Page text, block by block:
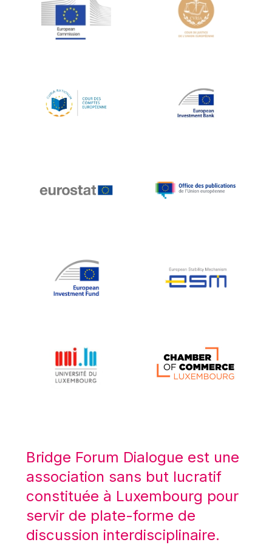
Jean-Louis Schiltz
Jean-Victor Louis
Johnny Åkerholm
Katharien L.C. Hunt
Klaus-Heiner Lehne
Koen LENAERTS
Lars Heikensten
Lucas Papademos
Máire Geoghegan-Quinn
Mario Centeno
Mario Monti
Maroš ŠEFČOVIČ
Martin Bailey
Martine Reicherts
Bridge Forum Dialogue est une
association sans but lucratif
constituée à Luxembourg pour
servir de plate-forme de
discussion interdisciplinaire.